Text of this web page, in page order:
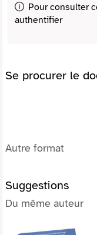
Pour consulter
authentifier
Se procurer le
Autre format
Suggestions
Du même auteur